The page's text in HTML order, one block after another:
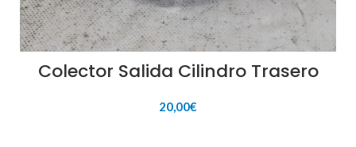
Colector Salida Cilindro Trasero
20,00€